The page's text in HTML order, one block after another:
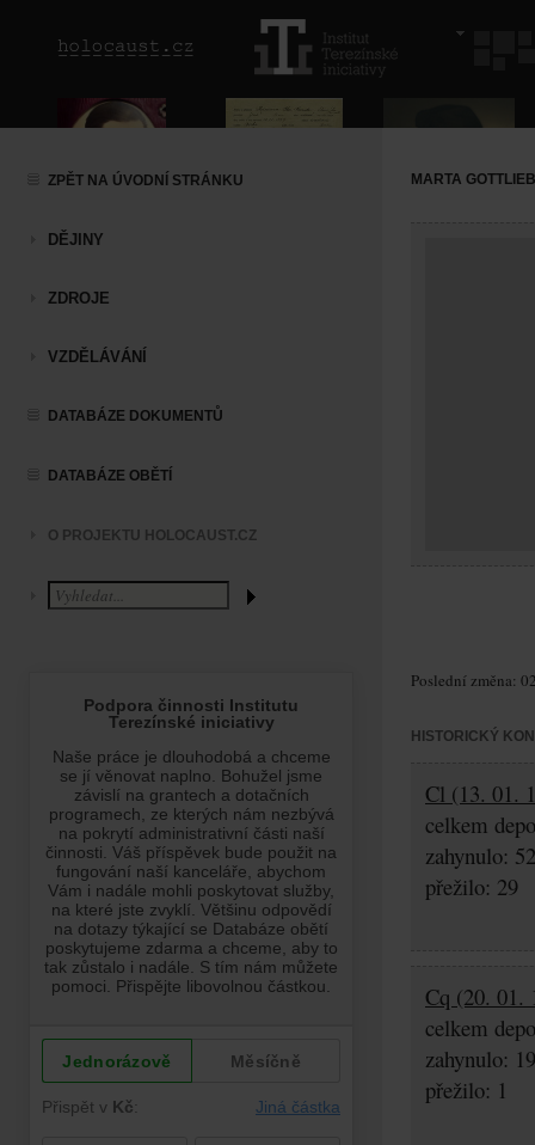
ZPĚT NA ÚVODNÍ STRÁNKU
DĚJINY
ZDROJE
VZDĚLÁVÁNÍ
DATABÁZE DOKUMENTŮ
DATABÁZE OBĚTÍ
O PROJEKTU HOLOCAUST.CZ
MARTA
Poslední změna:
HISTORICKÝ
Cl (13. 01.
celkem
zahynulo:
přežilo: 29
Cq (20. 01.
celkem
zahynulo:
přežilo: 1